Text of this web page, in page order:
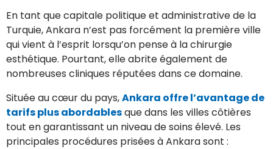
En tant que capitale politique et administrative de la
Turquie, Ankara n’est pas forcément la première ville
qui vient à l’esprit lorsqu’on pense à la chirurgie
esthétique. Pourtant, elle abrite également de
nombreuses cliniques réputées dans ce domaine.
Située au cœur du pays,Ankara offre l’avantage de
tarifs plus abordablesque dans les villes côtières
tout en garantissant un niveau de soins élevé. Les
principales procédures prisées à Ankara sont :